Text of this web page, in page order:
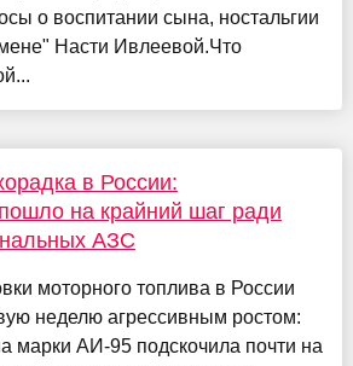
о воспитании сына, ностальгии
Насти Ивлеевой.Что
в России:
на крайний шаг ради
АЗС
моторного топлива в России
неделю агрессивным ростом:
марки АИ-95 подскочила почти на